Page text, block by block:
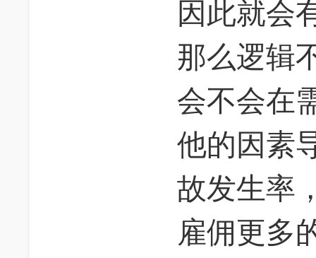
因此就会
那么逻辑
会不会在
他的因素
故发生率
雇佣更多